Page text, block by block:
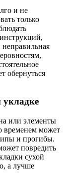
и не
только
обернуться
укладке
или элементы
временем может
и прогибы.
повредить
сухой
а лучше